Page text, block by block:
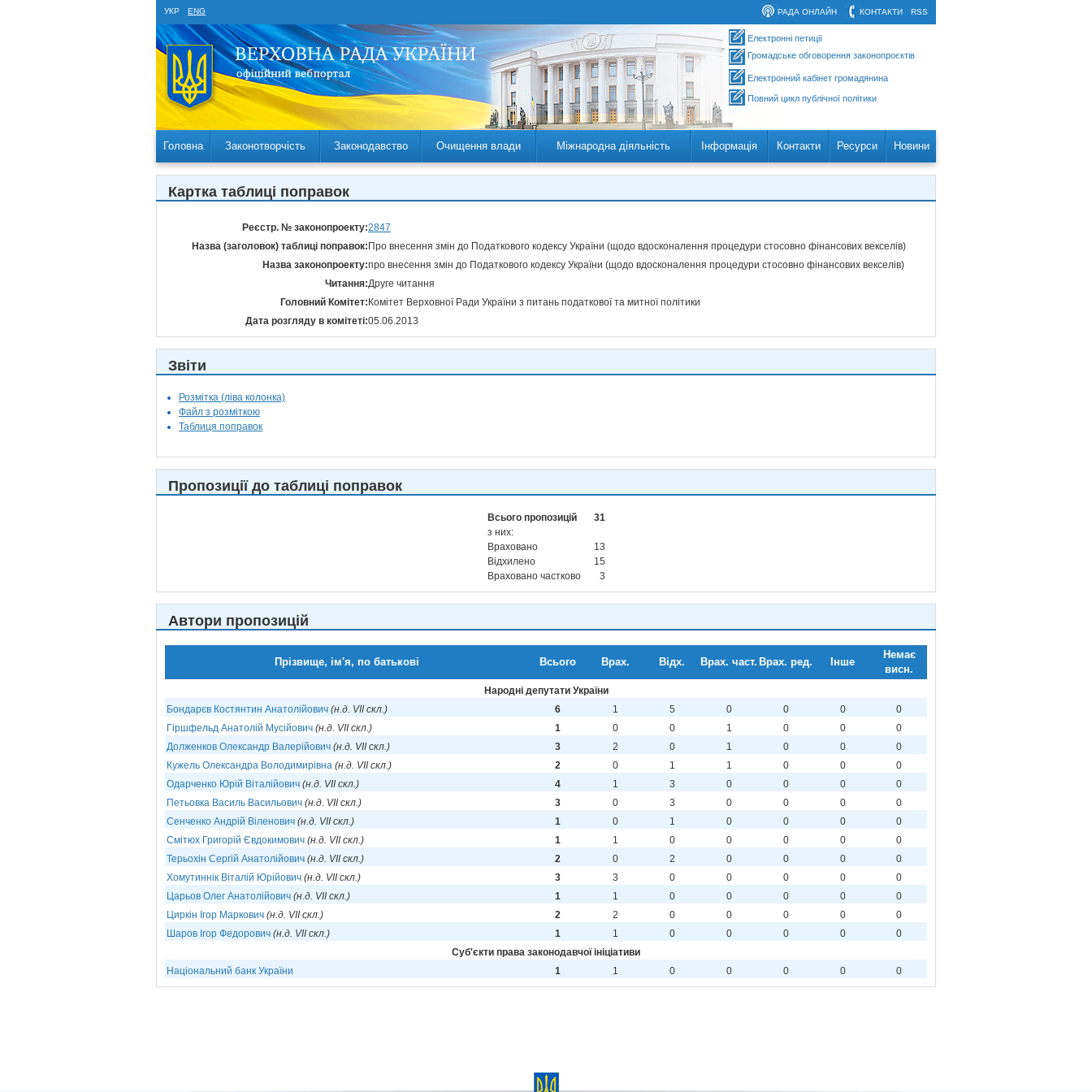
УКР ENG RSS
КОНТАКТИ
РАДА ОНЛАЙН
Електронні петиції
Громадське обговорення законопроєктів
Електронний кабінет громадянина
Повний цикл публічної політики
Головна Законотворчість Законодавство Очищення влади Міжнародна діяльність Інформація Контакти Ресурси Новини
Картка таблиці поправок
Реєстр. № законопроекту:2847
Назва (заголовок) таблиці поправок: Про внесення змін до Податкового кодексу України (щодо вдосконалення процедури стосовно фінансових векселів)
Назва законопроекту:про внесення змін до Податкового кодексу України (щодо вдосконалення процедури стосовно фінансових векселів)
Читання:Друге читання
Головний Комітет: Комітет Верховної Ради України з питань податкової та митної політики
Дата розгляду в комітеті:05.06.2013
Звіти
Розмітка (ліва колонка)
Файл з розміткою
Таблиця поправок
Пропозиції до таблиці поправок
Всього пропозицій
31
з них:
Враховано
13
Відхилено
15
Враховано частково
3
Автори пропозицій
Прізвище, ім'я, по батькові Всього Врах. Відх. Врах. част. Врах. ред. Інше
Немає
висн.
Народні депутати України
Бондарєв Костянтин Анатолійович (н.д. VII скл.) 6 1 5 0 0 0
0
Гіршфельд Анатолій Мусійович (н.д. VII скл.) 1 0 0 1 0 0
0
Долженков Олександр Валерійович (н.д. VII скл.) 3 2 0 1 0 0
0
Кужель Олександра Володимирівна (н.д. VII скл.) 2 0 1 1 0 0
0
Одарченко Юрій Віталійович (н.д. VII скл.) 4 1 3 0 0 0
0
Петьовка Василь Васильович (н.д. VII скл.) 3 0 3 0 0 0
0
Сенченко Андрій Віленович (н.д. VII скл.) 1 0 1 0 0 0
0
Смітюх Григорій Євдокимович (н.д. VII скл.) 1 1 0 0 0 0
0
Терьохін Сергій Анатолійович (н.д. VII скл.) 2 0 2 0 0 0
0
Хомутиннік Віталій Юрійович (н.д. VII скл.) 3 3 0 0 0 0
0
Царьов Олег Анатолійович (н.д. VII скл.) 1 1 0 0 0 0
0
Циркін Ігор Маркович (н.д. VII скл.) 2 2 0 0 0 0
0
Шаров Ігор Федорович (н.д. VII скл.) 1 1 0 0 0 0
0
Cуб'єкти права законодавчої ініціативи
Національний банк України
1 1 0 0 0 0 0